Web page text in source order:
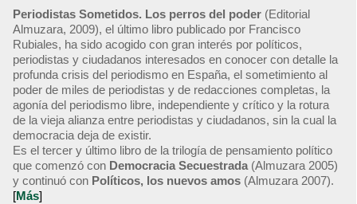
Periodistas Sometidos. Los perros del poder (Editorial
Almuzara, 2009), el último libro publicado por Francisco
Rubiales, ha sido acogido con gran interés por políticos,
periodistas y ciudadanos interesados en conocer con detalle la
profunda crisis del periodismo en España, el sometimiento al
poder de miles de periodistas y de redacciones completas, la
agonía del periodismo libre, independiente y crítico y la rotura
de la vieja alianza entre periodistas y ciudadanos, sin la cual la
democracia deja de existir.
Es el tercer y último libro de la trilogía de pensamiento político
que comenzó con Democracia Secuestrada (Almuzara 2005)
y continuó con Políticos, los nuevos amos (Almuzara 2007).
[Más]